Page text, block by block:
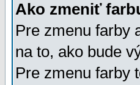
Ako zmeniť
Pre zmenu farby
na to, ako bude
Pre zmenu farby